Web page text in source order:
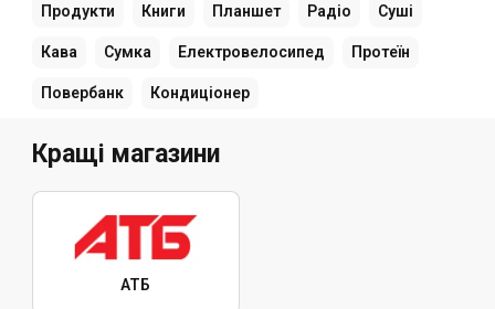
Продукти Книги Планшет Радіо Суші
Кава Сумка Електровелосипед Протеїн
Повербанк Кондиціонер
Кращі магазини
АТБ